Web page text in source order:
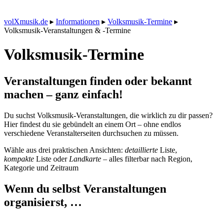
volXmusik.de ▸ Informationen ▸ Volksmusik-Termine ▸
Volksmusik-Veranstaltungen & -Termine
Volksmusik-Termine
Veranstaltungen finden oder bekannt
machen – ganz einfach!
Du suchst Volksmusik-Veranstaltungen, die wirklich zu dir passen?
Hier findest du sie gebündelt an einem Ort – ohne endlos
verschiedene Veranstalterseiten durchsuchen zu müssen.
Wähle aus drei praktischen Ansichten: detaillierte Liste,
kompakte Liste oder Landkarte – alles filterbar nach Region,
Kategorie und Zeitraum
Wenn du selbst Veranstaltungen
organisierst, …